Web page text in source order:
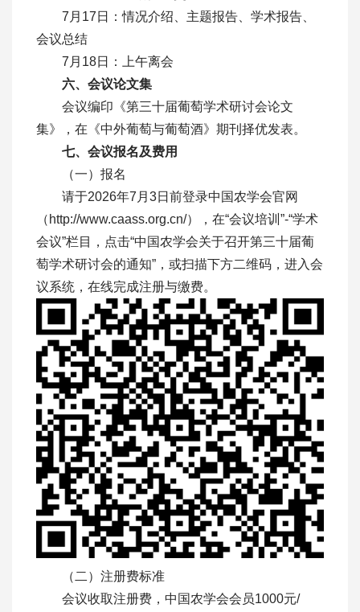
7月17日：情况介绍、主题报告、学术报告、
会议总结
7月18日：上午离会
六、会议论文集
会议编印《第三十届葡萄学术研讨会论文
集》，在《中外葡萄与葡萄酒》期刊择优发表。
七、会议报名及费用
（一）报名
请于2026年7月3日前登录中国农学会官网
（http://www.caass.org.cn/），在“会议培训”-“学术
会议”栏目，点击“中国农学会关于召开第三十届葡
萄学术研讨会的通知”，或扫描下方二维码，进入会
议系统，在线完成注册与缴费。
（二）注册费标准
会议收取注册费，中国农学会会员1000元/